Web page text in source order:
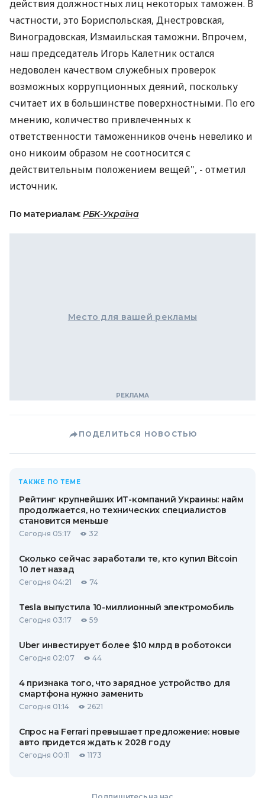
действия должностных лиц некоторых таможен. В
частности, это Бориспольская, Днестровская,
Виноградовская, Измаильская таможни. Впрочем,
наш председатель Игорь Калетник остался
недоволен качеством служебных проверок
возможных коррупционных деяний, поскольку
считает их в большинстве поверхностными. По его
мнению, количество привлеченных к
ответственности таможенников очень невелико и
оно никоим образом не соотносится с
действительным положением вещей", - отметил
источник.
По материалам: РБК-Україна
Место для вашей рекламы
ПОДЕЛИТЬСЯ НОВОСТЬЮ
ТАКЖЕ ПО ТЕМЕ
Рейтинг крупнейших ИТ-компаний Украины: найм
продолжается, но технических специалистов
становится меньше
Сегодня 05:17 32
Сколько сейчас заработали те, кто купил Bitcoin
10 лет назад
Сегодня 04:21 74
Tesla выпустила 10-миллионный электромобиль
Сегодня 03:17 59
Uber инвестирует более $10 млрд в роботокси
Сегодня 02:07 44
4 признака того, что зарядное устройство для
смартфона нужно заменить
Сегодня 01:14 2621
Спрос на Ferrari превышает предложение: новые
авто придется ждать к 2028 году
Сегодня 00:11 1173